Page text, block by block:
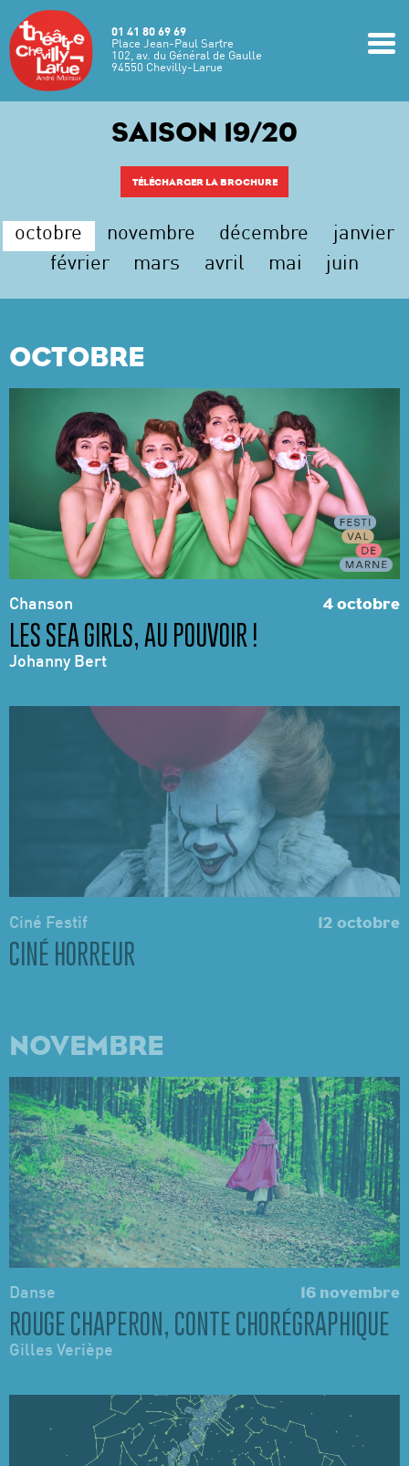
Aller au contenu principal
01 41 80 69 69
Place Jean-Paul Sartre
102, av. du Général de Gaulle
94550 Chevilly-Larue
SAISON 19/20
TÉLÉCHARGER LA BROCHURE
octobre novembre décembre
janvier
février
mars avril mai juin
OCTOBRE
Chanson 4 octobre
LES SEA GIRLS, AU POUVOIR !
Johanny Bert
Ciné Festif 12 octobre
CINÉ HORREUR
NOVEMBRE
Danse 16 novembre
ROUGE CHAPERON, CONTE CHORÉGRAPHIQUE
Gilles Verièpe